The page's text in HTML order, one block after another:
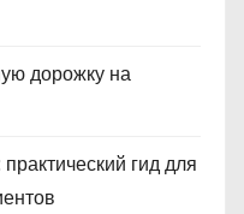
дорожку на
гид для